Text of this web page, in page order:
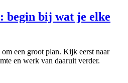
begin bij wat je elke
een groot plan. Kijk eerst naar
en werk van daaruit verder.